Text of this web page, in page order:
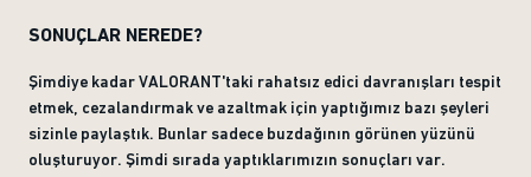
SONUÇLAR NEREDE?
Şimdiye kadar VALORANT'taki rahatsız edici davranışları tespit
etmek, cezalandırmak ve azaltmak için yaptığımız bazı şeyleri
sizinle paylaştık. Bunlar sadece buzdağının görünen yüzünü
oluşturuyor. Şimdi sırada yaptıklarımızın sonuçları var.